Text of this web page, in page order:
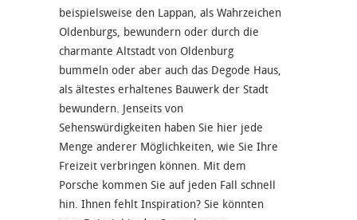
beispielsweise den Lappan, als Wahrzeichen
Oldenburgs, bewundern oder durch die
charmante Altstadt von Oldenburg
bummeln oder aber auch das Degode Haus,
als ältestes erhaltenes Bauwerk der Stadt
bewundern. Jenseits von
Sehenswürdigkeiten haben Sie hier jede
Menge anderer Möglichkeiten, wie Sie Ihre
Freizeit verbringen können. Mit dem
Porsche kommen Sie auf jeden Fall schnell
hin. Ihnen fehlt Inspiration? Sie könnten